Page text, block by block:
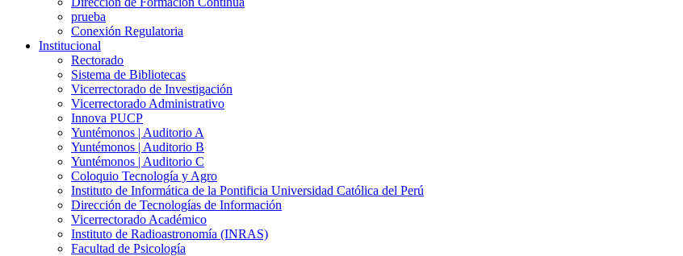
prueba
Conexión Regulatoria
Institucional
Rectorado
Sistema de Bibliotecas
Vicerrectorado de Investigación
Vicerrectorado Administrativo
Innova PUCP
Yuntémonos | Auditorio A
Yuntémonos | Auditorio B
Yuntémonos | Auditorio C
Coloquio Tecnología y Agro
Instituto de Informática de la Pontificia Universidad Católica del Perú
Dirección de Tecnologías de Información
Vicerrectorado Académico
Instituto de Radioastronomía (INRAS)
Facultad de Psicología